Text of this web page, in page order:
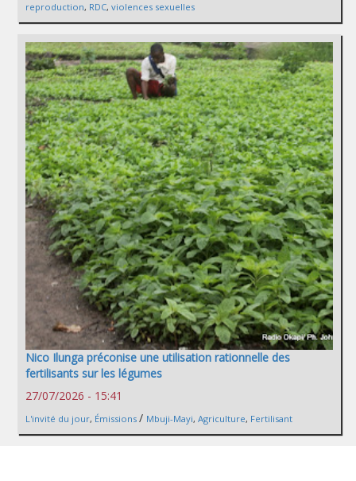
reproduction, RDC, violences sexuelles
Nico Ilunga préconise une utilisation rationnelle des
fertilisants sur les légumes
27/07/2026 - 15:41
L'invité du jour, Émissions / Mbuji-Mayi, Agriculture, Fertilisant